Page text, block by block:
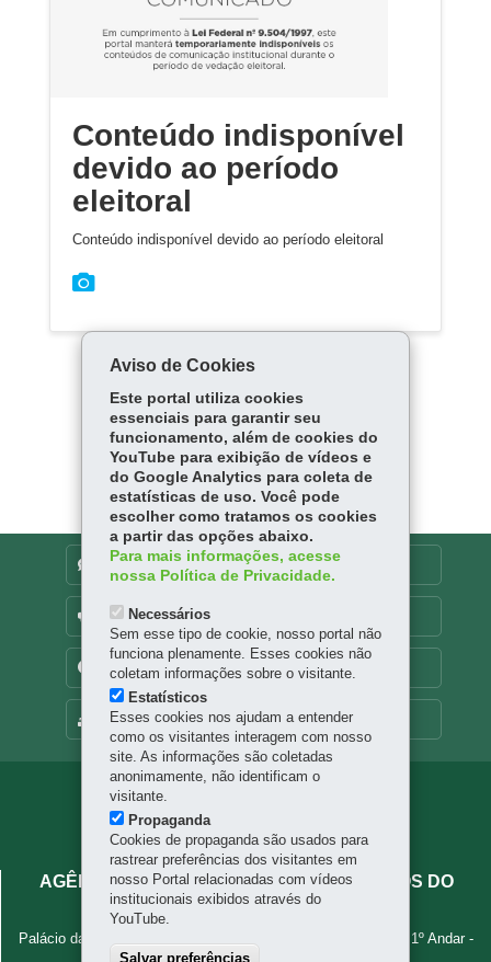
Conteúdo indisponível
devido ao período
eleitoral
Conteúdo indisponível devido ao período eleitoral
Carregar mais
MAPA DO SITE
DENUNCIE CORRUPÇÃO
OUVIDORIA
TRANSPARÊNCIA INSTITUCIONAL
Navegação
principal
AGÊNCIA DE ASSUNTOS METROPOLITANOS DO
PARANÁ - AMEP
Palácio das Araucárias - Rua Jacy Loureiro de Campos, s/n - 1º Andar -
80530-140-Curitiba
Aviso de Cookies
Este portal utiliza cookies
essenciais para garantir seu
funcionamento, além de cookies do
YouTube para exibição de vídeos e
do Google Analytics para coleta de
estatísticas de uso. Você pode
escolher como tratamos os cookies
a partir das opções abaixo.
Para mais informações, acesse
nossa Política de Privacidade.
Necessários
Sem esse tipo de cookie, nosso portal não
funciona plenamente. Esses cookies não
coletam informações sobre o visitante.
Estatísticos
Esses cookies nos ajudam a entender
como os visitantes interagem com nosso
site. As informações são coletadas
anonimamente, não identificam o
visitante.
Propaganda
Cookies de propaganda são usados para
rastrear preferências dos visitantes em
nosso Portal relacionadas com vídeos
institucionais exibidos através do
YouTube.
Salvar preferências